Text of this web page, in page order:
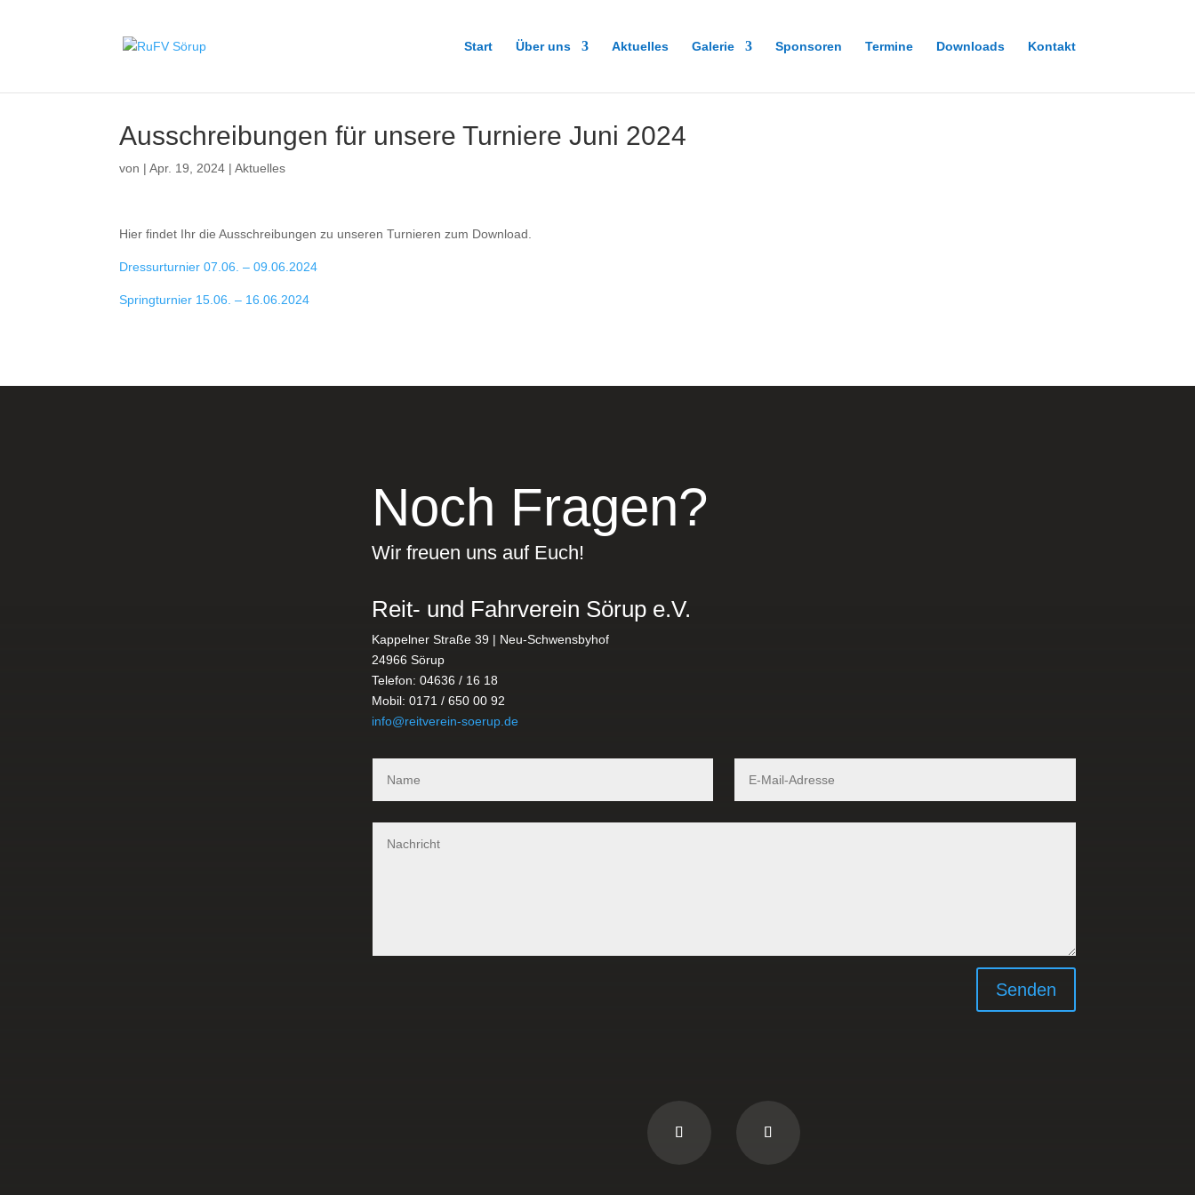
Start Über uns Aktuelles Galerie Sponsoren Termine Downloads Kontakt
Ausschreibungen für unsere Turniere Juni 2024
von |Apr. 19, 2024 |Aktuelles
Hier findet Ihr die Ausschreibungen zu unseren Turnieren zum Download.
Dressurturnier 07.06. – 09.06.2024
Springturnier 15.06. – 16.06.2024
Noch Fragen?
Wir freuen uns auf Euch!
Reit- und Fahrverein Sörup e.V.
Kappelner Straße 39 | Neu-Schwensbyhof
24966 Sörup
Telefon: 04636 / 16 18
Mobil: 0171 / 650 00 92
info@reitverein-soerup.de
Senden